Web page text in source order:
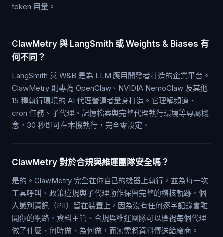
token 用量。
ClawMetry 與 LangSmith 或 Weights & Biases 有
何不同？
LangSmith 與 W&B 是為 LLM 應用開發者打造的企業平台。
ClawMetry 則專為 OpenClaw、NVIDIA NemoClaw 及其他
15 種執行環境的 AI 代理營運者量身打造。它理解頻道、
cron 任務、子代理、記憶檔案與完整代理執行環境等專屬概
念，30 秒即可在本機執行，完全零設定。
ClawMetry 對於合規與維運團隊安全嗎？
是的。ClawMetry 完全在你自己的機器上執行，並為每一次
工具呼叫、政策違規與子代理動作保留完整的稽核軌跡。個
人識別資訊（PII）留在裝置上，因為沒有任何逐字記錄會離
開你的網路。資料主管、合規與維運團隊可以檢視每個代理
做了什麼、何時做、為何做，而無需將資料傳送給廠商。